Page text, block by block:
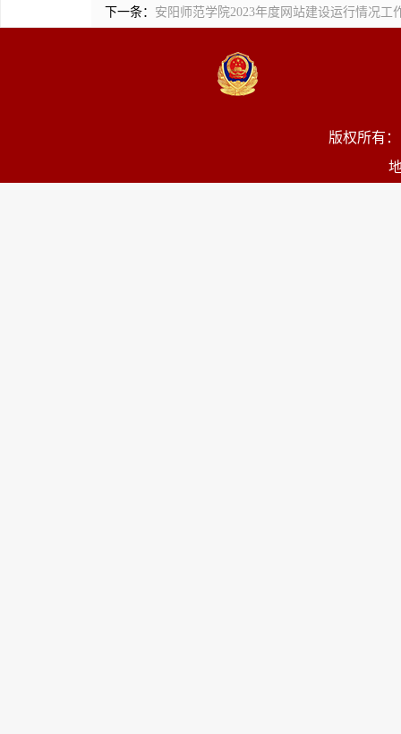
下一条： 安阳师范学院2023年度网站建设运行情况工
版权所有